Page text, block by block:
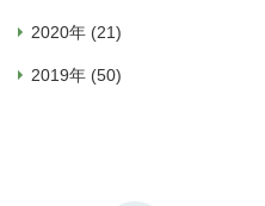
2020年 (21)
2019年 (50)